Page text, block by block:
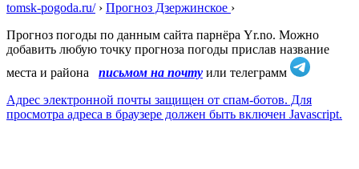
tomsk-pogoda.ru/› Прогноз Дзержинское ›
Прогноз погоды по данным сайта парнёра Yr.no. Можно
добавить любую точку прогноза погоды прислав название
места и района
письмом на почту или телеграмм
Адрес электронной почты защищен от спам-ботов. Для
просмотра адреса в браузере должен быть включен Javascript.